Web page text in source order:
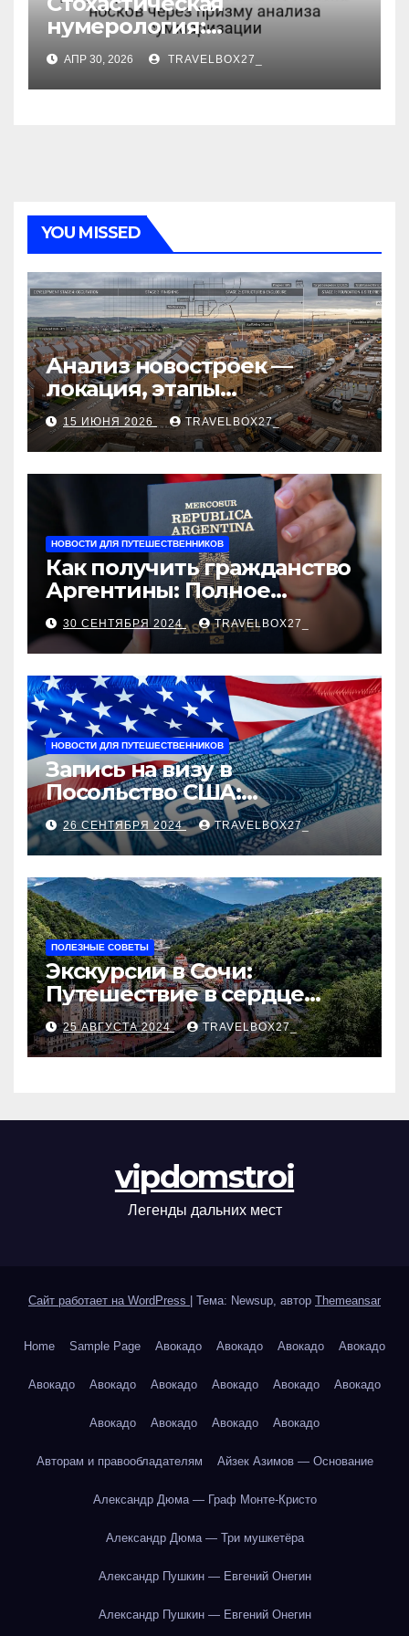
нумерология:
децентрализованный
анализ поиска носков
через призму анализа
АПР 30, 2026 TRAVELBOX27_
YOU MISSED
Анализ новостроек —
локация, этапы
строительства, проверка
застройщика, сценарии
оформления сделки и
рыночные ориентиры
15 ИЮНЯ 2026 TRAVELBOX27_
НОВОСТИ ДЛЯ ПУТЕШЕСТВЕННИКОВ
Как получить гражданство
Аргентины: Полное
руководство
30 СЕНТЯБРЯ 2024 TRAVELBOX27_
НОВОСТИ ДЛЯ ПУТЕШЕСТВЕННИКОВ
Запись на визу в
Посольство США:
Пошаговое руководство
26 СЕНТЯБРЯ 2024 TRAVELBOX27_
ПОЛЕЗНЫЕ СОВЕТЫ
Экскурсии в Сочи:
Путешествие в сердце
Черноморского курорта
25 АВГУСТА 2024 TRAVELBOX27_
vipdomstroi
Легенды дальних мест
Сайт работает на WordPress | Тема: Newsup, автор Themeansar
Home Sample Page Авокадо Авокадо Авокадо Авокадо
Авокадо Авокадо Авокадо Авокадо Авокадо Авокадо
Авокадо Авокадо Авокадо Авокадо
Авторам и правообладателям Айзек Азимов — Основание
Александр Дюма — Граф Монте-Кристо
Александр Дюма — Три мушкетёра
Александр Пушкин — Евгений Онегин
Александр Пушкин — Евгений Онегин